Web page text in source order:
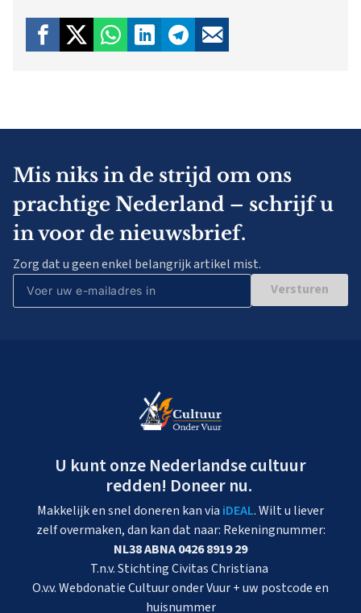
Mis niks in de strijd om ons
prachtige Nederland – schrijf u
in voor de nieuwsbrief.
Zorg dat u geen enkel belangrijk artikel mist.
Versturen
U kunt onze Nederlandse cultuur
redden! Doneer nu.
Makkelijk en snel doneren kan via iDEAL. Wilt u liever
zelf overmaken, dan kan dat naar: Rekeningnummer:
NL38 ABNA 0426 8919 29
T.n.v. Stichting Civitas Christiana
O.v.v. Webdonatie Cultuur onder Vuur + uw postcode en
huisnummer